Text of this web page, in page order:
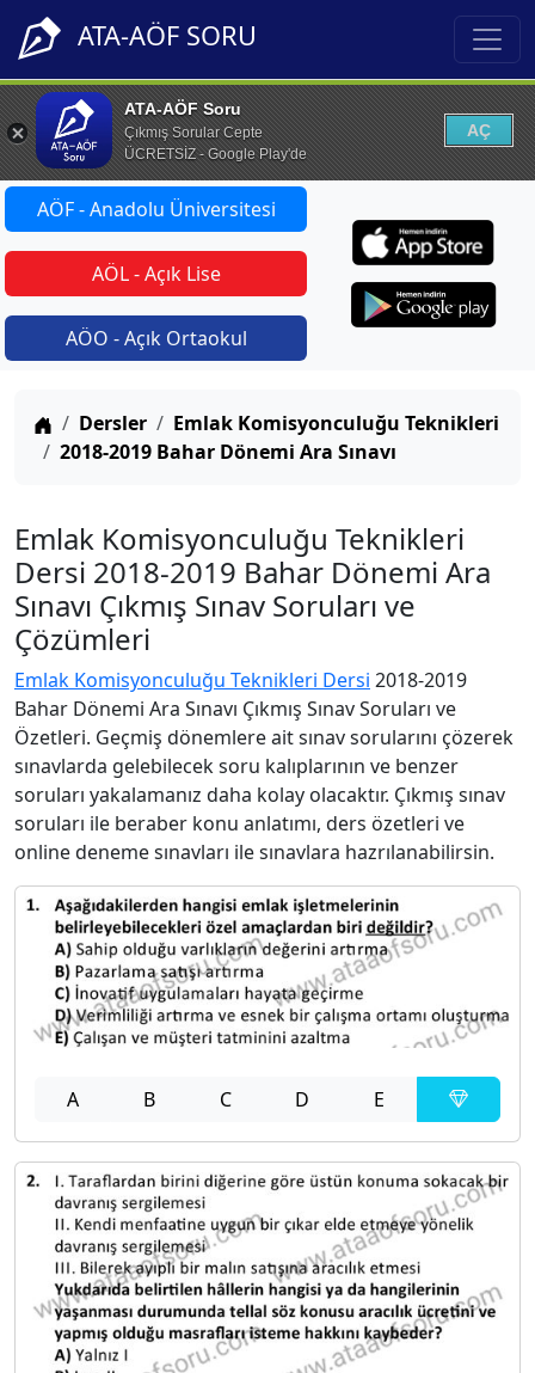
ATA-AÖF SORU
ATA-AÖF Soru
Çıkmış Sorular Cepte
ÜCRETSİZ - Google Play'de
AÇ
AÖF - Anadolu Üniversitesi
AÖL - Açık Lise
AÖO - Açık Ortaokul
Anasayfa
Dersler
Emlak Komisyonculuğu Teknikleri
2018-2019 Bahar Dönemi Ara Sınavı
Emlak Komisyonculuğu Teknikleri
Dersi 2018-2019 Bahar Dönemi Ara
Sınavı Çıkmış Sınav Soruları ve
Çözümleri
Emlak Komisyonculuğu Teknikleri Dersi 2018-2019
Bahar Dönemi Ara Sınavı Çıkmış Sınav Soruları ve
Özetleri. Geçmiş dönemlere ait sınav sorularını çözerek
sınavlarda gelebilecek soru kalıplarının ve benzer
soruları yakalamanız daha kolay olacaktır. Çıkmış sınav
soruları ile beraber konu anlatımı, ders özetleri ve
online deneme sınavları ile sınavlara hazrılanabilirsin.
A B C D E